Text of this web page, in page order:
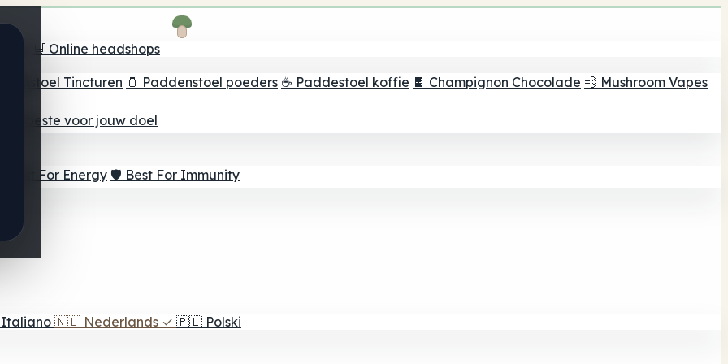
🛒 Online headshops
Tincturen 🫙 Paddenstoel poeders ☕ Paddestoel koffie 🍫 Champignon Chocolade 💨 Mushroom Vapes
beste voor jouw doel
⚡ Best For Energy 🛡️ Best For Immunity
Italiano 🇳🇱 Nederlands ✓ 🇵🇱 Polski